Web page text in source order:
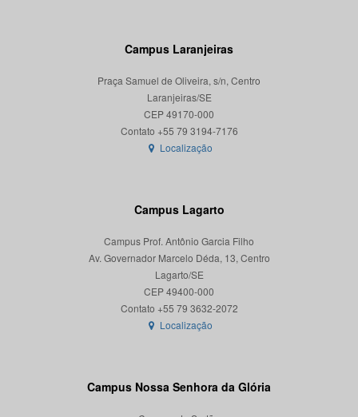
Campus Laranjeiras
Praça Samuel de Oliveira, s/n, Centro
Laranjeiras/SE
CEP 49170-000
Localização
Campus Lagarto
Campus Prof. Antônio Garcia Filho
Av. Governador Marcelo Déda, 13, Centro
Lagarto/SE
CEP 49400-000
Localização
Campus Nossa Senhora da Glória